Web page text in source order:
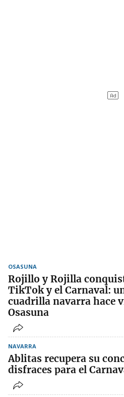
OSASUNA
Rojillo y Rojilla
TikTok y el Carnaval:
cuadrilla navarra hace
Osasuna
NAVARRA
Ablitas recupera su
disfraces para el